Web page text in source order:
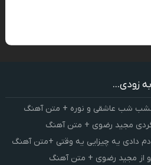
به زودی...
امشب شب عاشقی و نوره + متن آهنگ
مجید رضوی + متن آهنگ
دادی یه چیزایی یه وقتی +متن آهنگ
از مجید رضوی + متن آهنگ